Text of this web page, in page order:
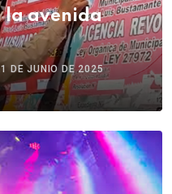
la avenida
DE JUNIO DE 2025